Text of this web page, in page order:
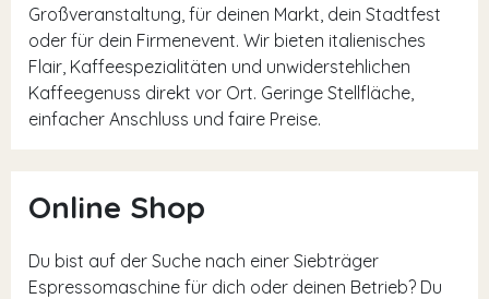
Großveranstaltung, für deinen Markt, dein Stadtfest
oder für dein Firmenevent. Wir bieten italienisches
Flair, Kaffeespezialitäten und unwiderstehlichen
Kaffeegenuss direkt vor Ort. Geringe Stellfläche,
einfacher Anschluss und faire Preise.
Online Shop
Du bist auf der Suche nach einer Siebträger
Espressomaschine für dich oder deinen Betrieb? Du